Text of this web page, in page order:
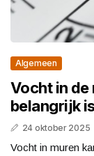
Algemeen
Vocht in
belangrijk
24 oktober 2025
Vocht in muren